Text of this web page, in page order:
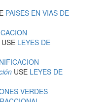
PAISES EN VIAS DE
USE LEYES DE
USE LEYES DE
VERDES